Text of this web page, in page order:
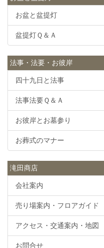
お盆と盆提灯
盆提灯Ｑ＆Ａ
法事・法要・お彼岸
四十九日と法事
法事法要Ｑ＆Ａ
お彼岸とお墓参り
お葬式のマナー
滝田商店
会社案内
売り場案内・フロアガイド
アクセス・交通案内・地図
お問合せ